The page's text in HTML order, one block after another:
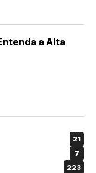
a Alta
21
7
223